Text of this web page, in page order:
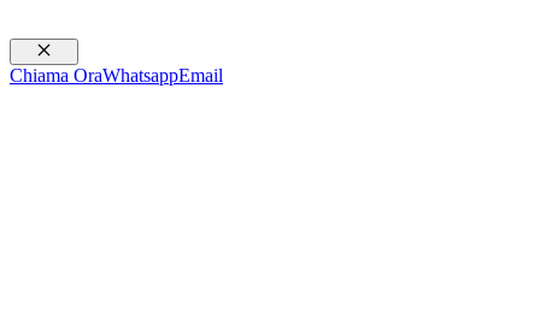
Chiudi
Chiama OraWhatsappEmail